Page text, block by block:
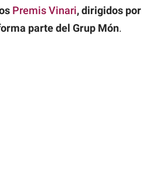
Premis Vinari, dirigidos por
parte del Grup Món.